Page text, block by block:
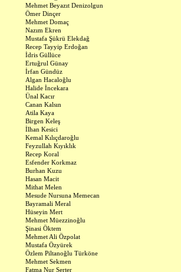
Mehmet Beyazıt Denizolgun
Ömer Dinçer
Mehmet Domaç
Nazım Ekren
Mustafa Şükrü Elekdağ
Recep Tayyip Erdoğan
İdris Güllüce
Ertuğrul Günay
İrfan Gündüz
Algan Hacaloğlu
Halide İncekara
Ünal Kacır
Canan Kalsın
Atila Kaya
Birgen Keleş
İlhan Kesici
Kemal Kılıçdaroğlu
Feyzullah Kıyıklık
Recep Koral
Esfender Korkmaz
Burhan Kuzu
Hasan Macit
Mithat Melen
Mesude Nursuna Memecan
Bayramali Meral
Hüseyin Mert
Mehmet Müezzinoğlu
Şinasi Öktem
Mehmet Ali Özpolat
Mustafa Özyürek
Özlem Piltanoğlu Türköne
Mehmet Sekmen
Fatma Nur Serter